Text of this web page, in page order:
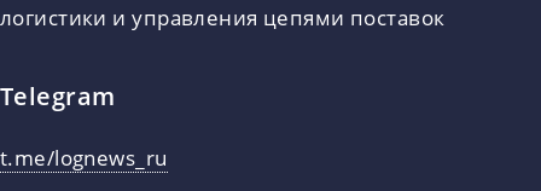
логистики и управления цепями поставок
Telegram
t.me/lognews_ru